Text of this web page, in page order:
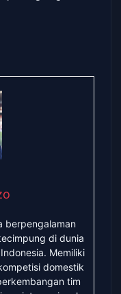
berpengalaman
di dunia
Memiliki
domestik
tim